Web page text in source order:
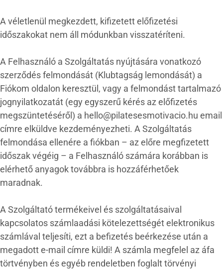
A véletlenül megkezdett, kifizetett előfizetési
időszakokat nem áll módunkban visszatéríteni.
A Felhasználó a Szolgáltatás nyújtására vonatkozó
szerződés felmondását (Klubtagság lemondását) a
Fiókom oldalon keresztül, vagy a felmondást tartalmazó
jognyilatkozatát (egy egyszerű kérés az előfizetés
megszüntetéséről) a hello@pilatesesmotivacio.hu email
címre elküldve kezdeményezheti. A Szolgáltatás
felmondása ellenére a fiókban – az előre megfizetett
időszak végéig – a Felhasználó számára korábban is
elérhető anyagok továbbra is hozzáférhetőek
maradnak.
A Szolgáltató termékeivel és szolgáltatásaival
kapcsolatos számlaadási kötelezettségét elektronikus
számlával teljesíti, ezt a befizetés beérkezése után a
megadott e-mail címre küldi! A számla megfelel az áfa
törtvényben és egyéb rendeletben foglalt törvényi